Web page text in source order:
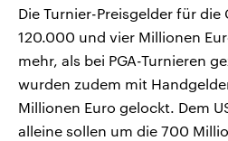
Die Turnier-Preisgelder für
120.000 und vier Millionen
mehr, als bei PGA-Turnieren
wurden zudem mit
Millionen Euro gelockt. Dem
alleine sollen um die 700